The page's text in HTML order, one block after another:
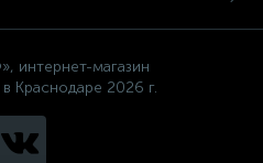
интернет-магазин
Краснодаре 2026 г.